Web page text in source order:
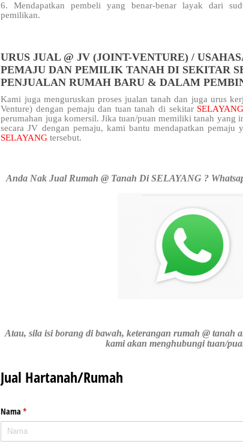
6. Mendapatkan pembeli yang benar-benar layak dari
pemilikan.
URUS JUAL @ JV (JOINT-VENTURE) /
PEMAJU DAN PEMILIK TANAH DI SEKITAR
PENJUALAN RUMAH BARU & DALAM
Kami juga menguruskan proses jualan tanah dan juga urus
Venture) dengan pemaju dan tuan tanah di sekitar SELAYANG
perumahan juga komersil. Jika tuan/puan memiliki tanah yang
secara JV dengan pemaju, kami bantu mendapatkan pemaju
SELAYANGtersebut.
Anda Nak Jual Rumah @ Tanah Di SELAYANG ?
Atau, sila isi borang di bawah, keterangan rumah @ tanah
kami akan menghubungi tuan/